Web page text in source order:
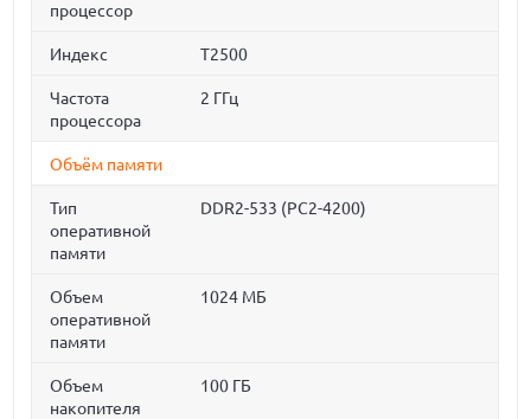
процессор
Индекс T2500
Частота
процессора
2 ГГц
Объём памяти
Тип
оперативной
памяти
DDR2-533 (PC2-4200)
Объем
оперативной
памяти
1024 МБ
Объем
накопителя
100 ГБ